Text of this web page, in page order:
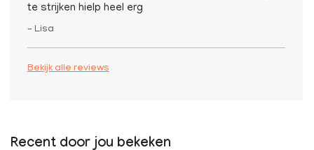
te strijken hielp heel erg
– Lisa
Bekijk alle reviews
Recent door jou bekeken